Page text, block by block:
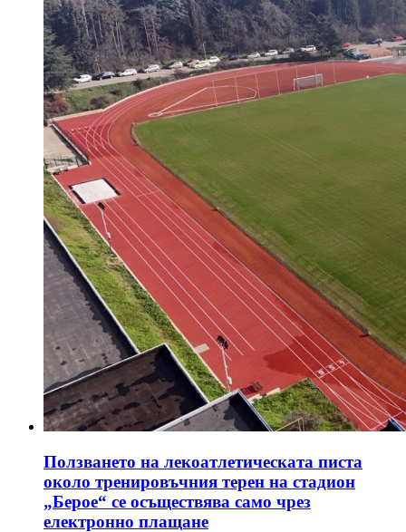
Ползването на лекоатлетическата писта
около тренировъчния терен на стадион
„Берое“ се осъществява само чрез
електронно плащане